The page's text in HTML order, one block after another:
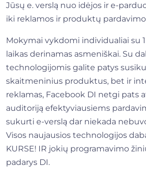
Jūsų e. verslą nuo idėjos ir e-
iki reklamos ir produktų
Mokymai vykdomi individualiai su
laikas derinamas asmeniškai. Su
technologijomis galite patys
skaitmeninius produktus, bet ir
reklamas, Facebook DI netgi pats
auditoriją efektyviausiems
sukurti e-verslą dar niekada
Visos naujausios technologijos
KURSE! IR jokių programavimo
padarys DI.